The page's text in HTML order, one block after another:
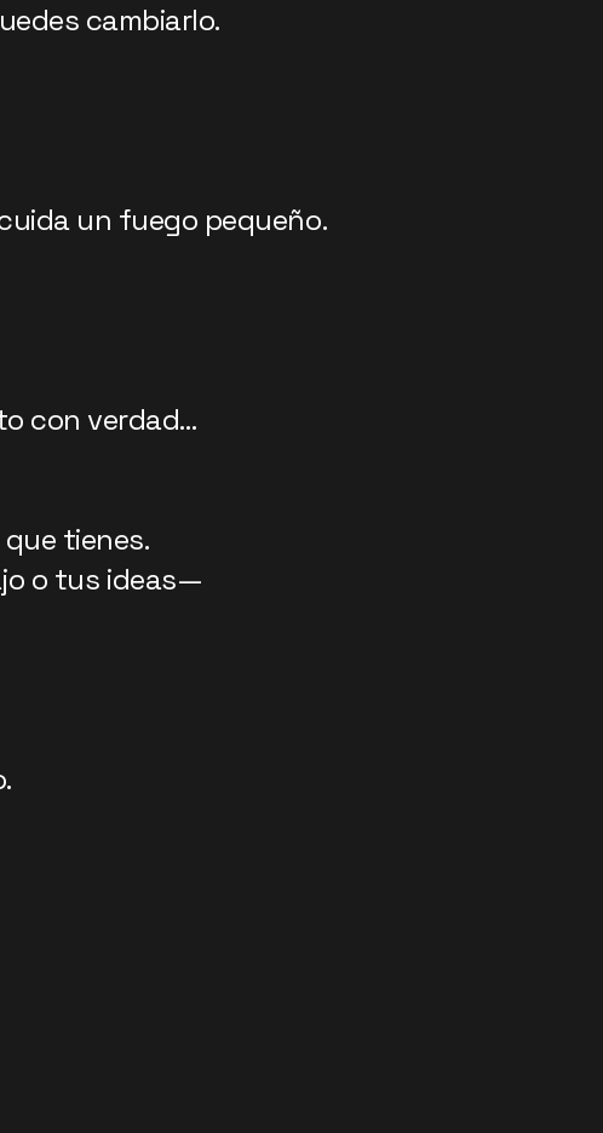
cambiarlo.
un fuego pequeño.
con verdad…
tienes.
o tus ideas—